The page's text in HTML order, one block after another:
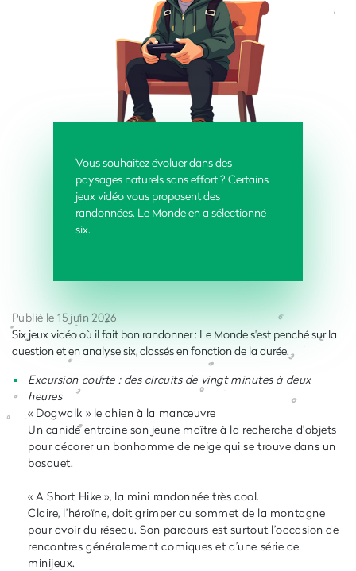
Vous souhaitez évoluer dans des
paysages naturels sans effort ? Certains
jeux vidéo vous proposent des
randonnées. Le Monde en a sélectionné
six.
Publié le 15 juin 2026
Six jeux vidéo où il fait bon randonner : Le Monde s'est penché sur la
question et en analyse six, classés en fonction de la durée.
Excursion courte : des circuits de vingt minutes à deux
heures
« Dogwalk » le chien à la manœuvre
Un canidé entraine son jeune maître à la recherche d'objets
pour décorer un bonhomme de neige qui se trouve dans un
bosquet.
« A Short Hike », la mini randonnée très cool.
Claire, l’héroïne, doit grimper au sommet de la montagne
pour avoir du réseau. Son parcours est surtout l’occasion de
rencontres généralement comiques et d’une série de
minijeux.